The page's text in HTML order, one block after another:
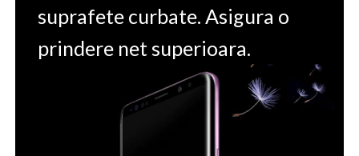
suprafete curbate. Asigura o
prindere net superioara.